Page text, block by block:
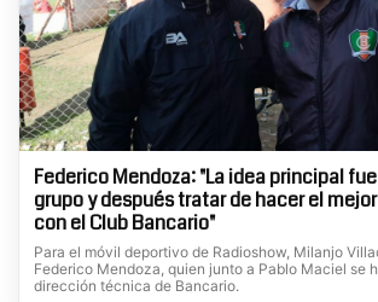
Federico Mendoza: "La idea principal
grupo y después tratar de hacer el
con el Club Bancario"
Para el móvil deportivo de Radioshow, Milanjo
Federico Mendoza, quien junto a Pablo Maciel se
dirección técnica de Bancario.